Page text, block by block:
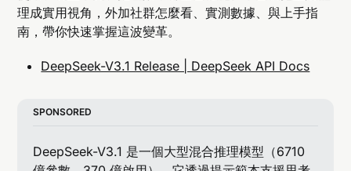
理成實用視角，外加社群怎麼看、實測數據、與上手指
南，帶你快速掌握這波變革。
DeepSeek-V3.1 Release | DeepSeek API Docs
SPONSORED
DeepSeek-V3.1 是一個大型混合推理模型（6710